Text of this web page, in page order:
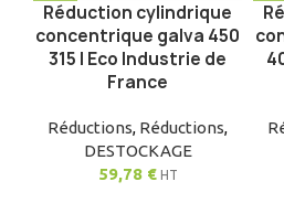
Réduction cylindrique
concentrique galva 450
315 | Eco Industrie de
France
Réductions, Réductions,
DESTOCKAGE
59,78 € HT